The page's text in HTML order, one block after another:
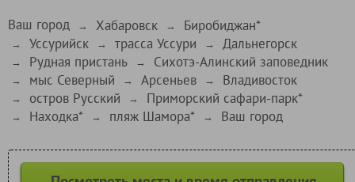
Ваш город → Хабаровск → Биробиджан*
→ Уссурийск → трасса Уссури → Дальнегорск
→ Рудная пристань → Сихотэ-Алинский заповедник
→ мыс Северный → Арсеньев → Владивосток
→ остров Русский → Приморский сафари-парк*
→ Находка* → пляж Шамора* → Ваш город